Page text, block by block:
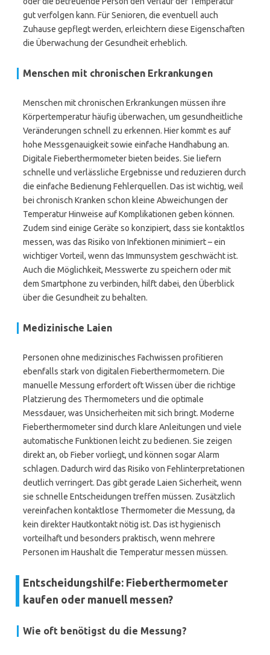
gut verfolgen kann. Für Senioren, die eventuell auch
Zuhause gepflegt werden, erleichtern diese Eigenschaften
die Überwachung der Gesundheit erheblich.
Menschen mit chronischen Erkrankungen
Menschen mit chronischen Erkrankungen müssen ihre
Körpertemperatur häufig überwachen, um gesundheitliche
Veränderungen schnell zu erkennen. Hier kommt es auf
hohe Messgenauigkeit sowie einfache Handhabung an.
Digitale Fieberthermometer bieten beides. Sie liefern
schnelle und verlässliche Ergebnisse und reduzieren durch
die einfache Bedienung Fehlerquellen. Das ist wichtig, weil
bei chronisch Kranken schon kleine Abweichungen der
Temperatur Hinweise auf Komplikationen geben können.
Zudem sind einige Geräte so konzipiert, dass sie kontaktlos
messen, was das Risiko von Infektionen minimiert – ein
wichtiger Vorteil, wenn das Immunsystem geschwächt ist.
Auch die Möglichkeit, Messwerte zu speichern oder mit
dem Smartphone zu verbinden, hilft dabei, den Überblick
über die Gesundheit zu behalten.
Medizinische Laien
Personen ohne medizinisches Fachwissen profitieren
ebenfalls stark von digitalen Fieberthermometern. Die
manuelle Messung erfordert oft Wissen über die richtige
Platzierung des Thermometers und die optimale
Messdauer, was Unsicherheiten mit sich bringt. Moderne
Fieberthermometer sind durch klare Anleitungen und viele
automatische Funktionen leicht zu bedienen. Sie zeigen
direkt an, ob Fieber vorliegt, und können sogar Alarm
schlagen. Dadurch wird das Risiko von Fehlinterpretationen
deutlich verringert. Das gibt gerade Laien Sicherheit, wenn
sie schnelle Entscheidungen treffen müssen. Zusätzlich
vereinfachen kontaktlose Thermometer die Messung, da
kein direkter Hautkontakt nötig ist. Das ist hygienisch
vorteilhaft und besonders praktisch, wenn mehrere
Personen im Haushalt die Temperatur messen müssen.
Entscheidungshilfe: Fieberthermometer
kaufen oder manuell messen?
Wie oft benötigst du die Messung?